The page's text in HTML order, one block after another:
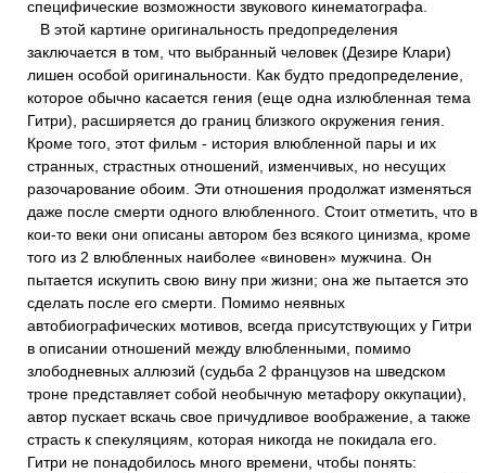
специфические возможности звукового кинематографа.
В этой картине оригинальность предопределения
заключается в том, что выбранный человек (Дезире Клари)
лишен особой оригинальности. Как будто предопределение,
которое обычно касается гения (еще одна излюбленная тема
Гитри), расширяется до границ близкого окружения гения.
Кроме того, этот фильм - история влюбленной пары и их
странных, страстных отношений, изменчивых, но несущих
разочарование обоим. Эти отношения продолжат изменяться
даже после смерти одного влюбленного. Стоит отметить, что в
кои-то веки они описаны автором без всякого цинизма, кроме
того из 2 влюбленных наиболее «виновен» мужчина. Он
пытается искупить свою вину при жизни; она же пытается это
сделать после его смерти. Помимо неявных
автобиографических мотивов, всегда присутствующих у Гитри
в описании отношений между влюбленными, помимо
злободневных аллюзий (судьба 2 французов на шведском
троне представляет собой необычную метафору оккупации),
автор пускает вскачь свое причудливое воображение, а также
страсть к спекуляциям, которая никогда не покидала его.
Гитри не понадобилось много времени, чтобы понять: